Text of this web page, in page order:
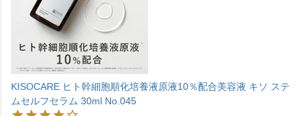
KISOCARE ヒト幹細胞順化培養液原液10％配合美容液 キソ ステ
ムセルフセラム 30ml No.045